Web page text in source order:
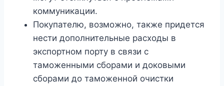
коммуникации.
Покупателю, возможно, также придется
нести дополнительные расходы в
экспортном порту в связи с
таможенными сборами и доковыми
сборами до таможенной очистки